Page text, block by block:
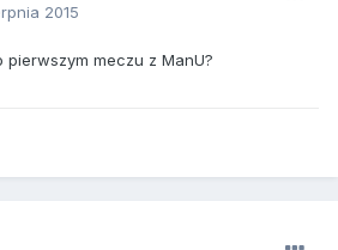
2015
meczu z ManU?